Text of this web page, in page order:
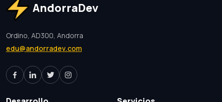
AndorraDev
Ordino, AD300, Andorra
edu@andorradev.com